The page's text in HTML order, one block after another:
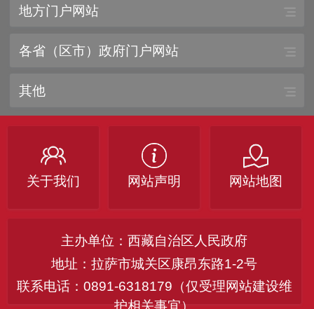
地方门户网站
各省（区市）政府门户网站
其他
关于我们 网站声明 网站地图
主办单位：西藏自治区人民政府
地址：拉萨市城关区康昂东路1-2号
联系电话：0891-6318179（仅受理网站建设维
护相关事宜）